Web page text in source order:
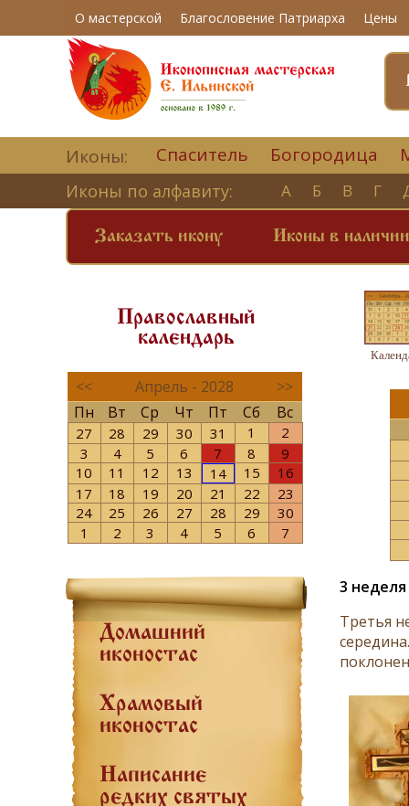
О мастерской Благословение Патриарха Цены
Иконы: Спаситель Богородица
Иконы по алфавиту: А Б В Г
Заказать икону Иконы в наличии
Православный
календарь
<< Апрель - 2028
>>
Пн
Вт Ср Чт Пт Сб Вс
27 28 29 30 31 1
2
3
4 5 6 7 8
9
10
11 12 13 14 15
16
17
18 19 20 21 22
23
24
25 26 27 28 29
30
1
2 3 4 5 6 7
Домашний
иконостас
Храмовый
иконостас
Написание
редких святых
3
Третья